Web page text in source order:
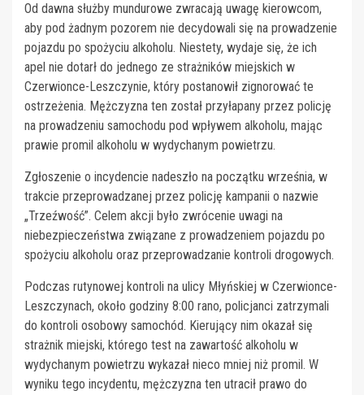
Od dawna służby mundurowe zwracają uwagę kierowcom,
aby pod żadnym pozorem nie decydowali się na prowadzenie
pojazdu po spożyciu alkoholu. Niestety, wydaje się, że ich
apel nie dotarł do jednego ze strażników miejskich w
Czerwionce-Leszczynie, który postanowił zignorować te
ostrzeżenia. Mężczyzna ten został przyłapany przez policję
na prowadzeniu samochodu pod wpływem alkoholu, mając
prawie promil alkoholu w wydychanym powietrzu.
Zgłoszenie o incydencie nadeszło na początku września, w
trakcie przeprowadzanej przez policję kampanii o nazwie
„Trzeźwość”. Celem akcji było zwrócenie uwagi na
niebezpieczeństwa związane z prowadzeniem pojazdu po
spożyciu alkoholu oraz przeprowadzanie kontroli drogowych.
Podczas rutynowej kontroli na ulicy Młyńskiej w Czerwionce-
Leszczynach, około godziny 8:00 rano, policjanci zatrzymali
do kontroli osobowy samochód. Kierujący nim okazał się
strażnik miejski, którego test na zawartość alkoholu w
wydychanym powietrzu wykazał nieco mniej niż promil. W
wyniku tego incydentu, mężczyzna ten utracił prawo do